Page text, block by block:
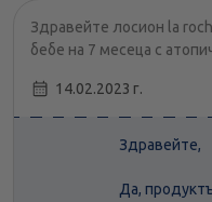
Здравейте лосион la
бебе на 7 месеца с
14.02.2023 г.
Здравейте,
Да,